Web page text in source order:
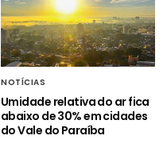
NOTÍCIAS
Umidade relativa do ar fica
abaixo de 30% em cidades
do Vale do Paraíba